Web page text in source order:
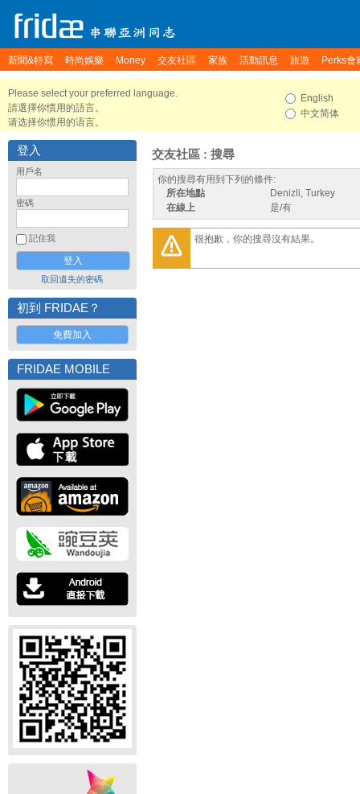
新聞&特寫 時尚娛樂 Money 交友社區 家族 活動訊息 旅遊 Perks會
Please select your preferred language.
請選擇你慣用的語言。
请选择你惯用的语言。
English
中文简体
登入
用戶名
密碼
記住我
取回遺失的密碼
初到 FRIDAE？
免費加入
FRIDAE MOBILE
交友社區 : 搜尋
你的搜尋有用到下列的條件:
所在地點
Denizli, Turkey
在線上
是/有
很抱歉，你的搜尋沒有結果。